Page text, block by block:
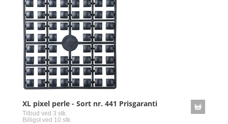
XL pixel perle - Sort nr. 441 Prisgaranti
Tilbud ved 3 stk.
Billigst ved 10 stk.